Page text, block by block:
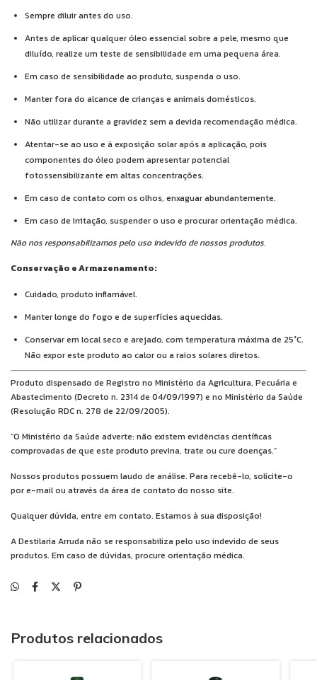
Sempre diluir antes do uso.
Antes de aplicar qualquer óleo essencial sobre a pele, mesmo que
diluído, realize um teste de sensibilidade em uma pequena área.
Em caso de sensibilidade ao produto, suspenda o uso.
Manter fora do alcance de crianças e animais domésticos.
Não utilizar durante a gravidez sem a devida recomendação médica.
Atentar-se ao uso e à exposição solar após a aplicação, pois
componentes do óleo podem apresentar potencial
fotossensibilizante em altas concentrações.
Em caso de contato com os olhos, enxaguar abundantemente.
Em caso de irritação, suspender o uso e procurar orientação médica.
Não nos responsabilizamos pelo uso indevido de nossos produtos.
Conservação e Armazenamento:
Cuidado, produto inflamável.
Manter longe do fogo e de superfícies aquecidas.
Conservar em local seco e arejado, com temperatura máxima de 25°C.
Não expor este produto ao calor ou a raios solares diretos.
Produto dispensado de Registro no Ministério da Agricultura, Pecuária e
Abastecimento (Decreto n. 2314 de 04/09/1997) e no Ministério da Saúde
(Resolução RDC n. 278 de 22/09/2005).
“O Ministério da Saúde adverte: não existem evidências científicas
comprovadas de que este produto previna, trate ou cure doenças.”
Nossos produtos possuem laudo de análise. Para recebê-lo, solicite-o
por e-mail ou através da área de contato do nosso site.
Qualquer dúvida, entre em contato. Estamos à sua disposição!
A Destilaria Arruda não se responsabiliza pelo uso indevido de seus
produtos. Em caso de dúvidas, procure orientação médica.
Produtos relacionados